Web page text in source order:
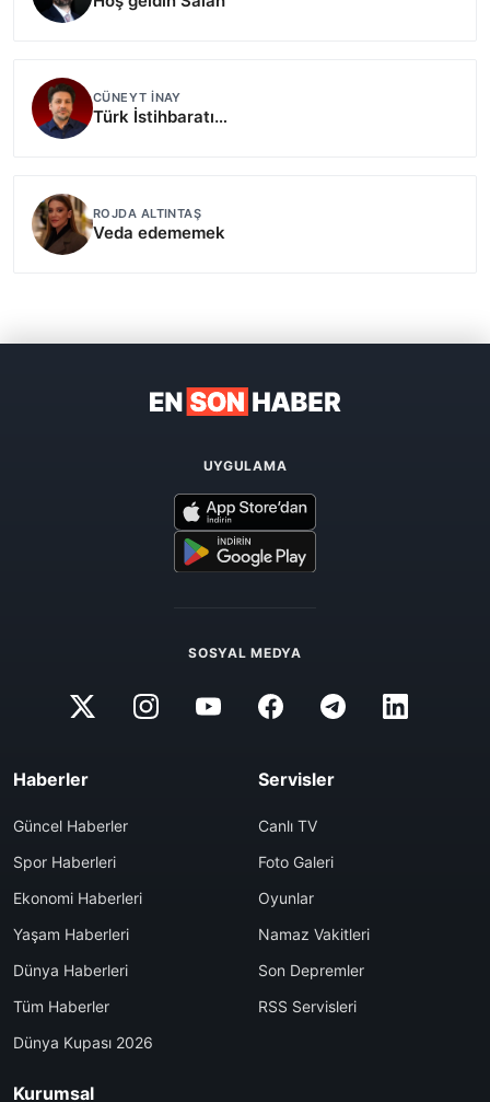
CÜNEYT İNAY
Türk İstihbaratı…
ROJDA ALTINTAŞ
Veda edememek
UYGULAMA
SOSYAL MEDYA
Haberler
Güncel Haberler
Spor Haberleri
Ekonomi Haberleri
Yaşam Haberleri
Dünya Haberleri
Tüm Haberler
Dünya Kupası 2026
Servisler
Canlı TV
Foto Galeri
Oyunlar
Namaz Vakitleri
Son Depremler
RSS Servisleri
Kurumsal